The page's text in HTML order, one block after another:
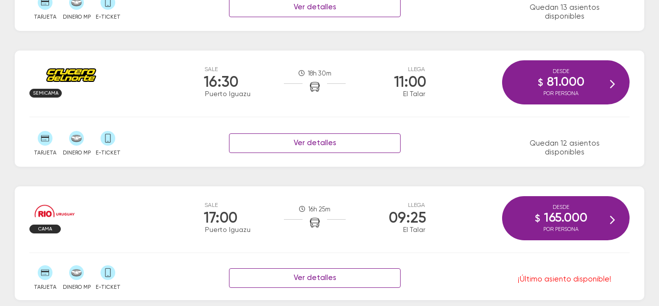
TARJETA DINERO MP E-TICKET
Ver detalles
Quedan 13 asientos
disponibles
SALE
16:30
Puerto Iguazu
18h 30m
LLEGA
11:00
El Talar
SEMICAMA
TARJETA DINERO MP E-TICKET
Ver detalles
Quedan 12 asientos
disponibles
DESDE
$ 81.000
POR PERSONA
SALE
17:00
Puerto Iguazu
16h 25m
LLEGA
09:25
El Talar
CAMA
TARJETA DINERO MP E-TICKET
Ver detalles ¡Último asiento disponible!
DESDE
$ 165.000
POR PERSONA